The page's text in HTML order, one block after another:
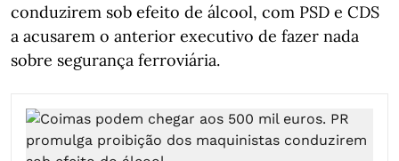
conduzirem sob efeito de álcool, com PSD e CDS
a acusarem o anterior executivo de fazer nada
sobre segurança ferroviária.